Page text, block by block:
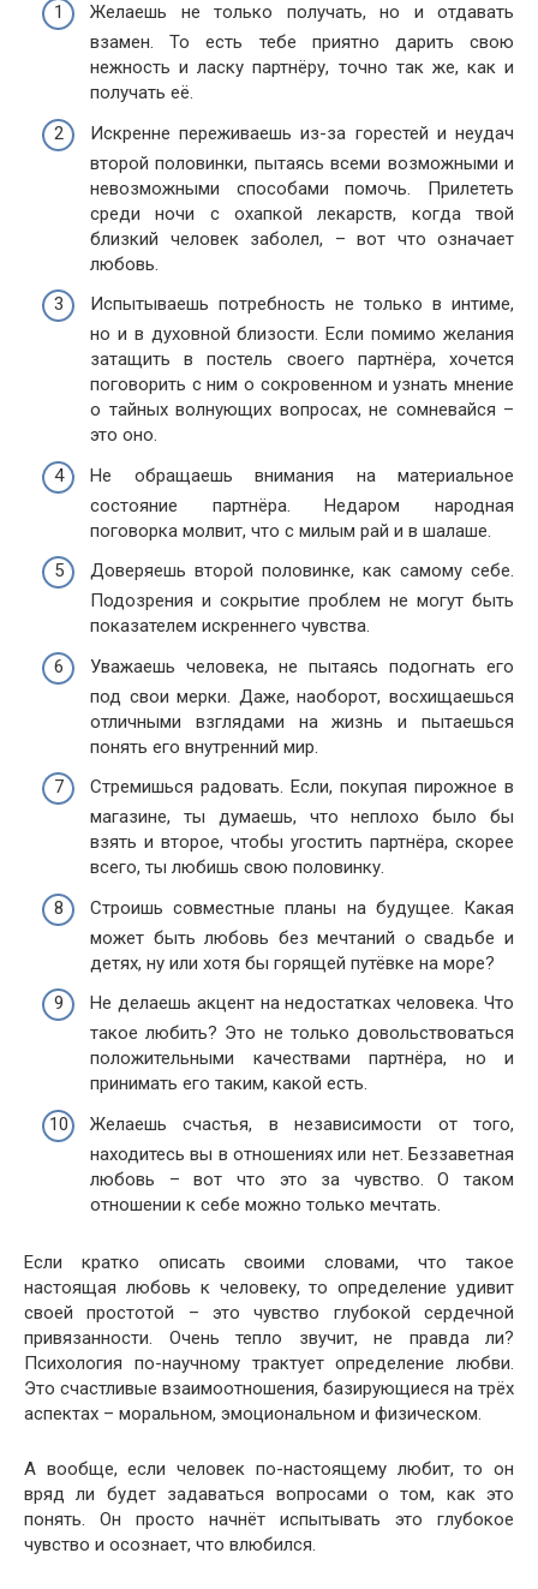
Желаешь не только получать, но и отдавать
взамен. То есть тебе приятно дарить свою
нежность и ласку партнёру, точно так же, как и
получать её.
Искренне переживаешь из-за горестей и неудач
второй половинки, пытаясь всеми возможными и
невозможными способами помочь. Прилететь
среди ночи с охапкой лекарств, когда твой
близкий человек заболел, – вот что означает
любовь.
Испытываешь потребность не только в интиме,
но и в духовной близости. Если помимо желания
затащить в постель своего партнёра, хочется
поговорить с ним о сокровенном и узнать мнение
о тайных волнующих вопросах, не сомневайся –
это оно.
Не обращаешь внимания на материальное
состояние партнёра. Недаром народная
поговорка молвит, что с милым рай и в шалаше.
Доверяешь второй половинке, как самому себе.
Подозрения и сокрытие проблем не могут быть
показателем искреннего чувства.
Уважаешь человека, не пытаясь подогнать его
под свои мерки. Даже, наоборот, восхищаешься
отличными взглядами на жизнь и пытаешься
понять его внутренний мир.
Стремишься радовать. Если, покупая пирожное в
магазине, ты думаешь, что неплохо было бы
взять и второе, чтобы угостить партнёра, скорее
всего, ты любишь свою половинку.
Строишь совместные планы на будущее. Какая
может быть любовь без мечтаний о свадьбе и
детях, ну или хотя бы горящей путёвке на море?
Не делаешь акцент на недостатках человека. Что
такое любить? Это не только довольствоваться
положительными качествами партнёра, но и
принимать его таким, какой есть.
Желаешь счастья, в независимости от того,
находитесь вы в отношениях или нет. Беззаветная
любовь – вот что это за чувство. О таком
отношении к себе можно только мечтать.
Если кратко описать своими словами, что такое
настоящая любовь к человеку, то определение удивит
своей простотой – это чувство глубокой сердечной
привязанности. Очень тепло звучит, не правда ли?
Психология по-научному трактует определение любви.
Это счастливые взаимоотношения, базирующиеся на трёх
аспектах – моральном, эмоциональном и физическом.
А вообще, если человек по-настоящему любит, то он
вряд ли будет задаваться вопросами о том, как это
понять. Он просто начнёт испытывать это глубокое
чувство и осознает, что влюбился.